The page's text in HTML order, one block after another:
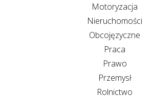
Motoryzacja
Nieruchomości
Obcojęzyczne
Praca
Prawo
Przemysł
Rolnictwo